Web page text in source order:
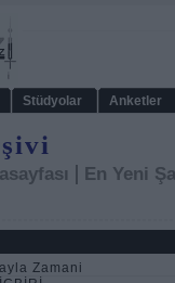
Stüdyolar Anketler
| En Yeni
Zamani